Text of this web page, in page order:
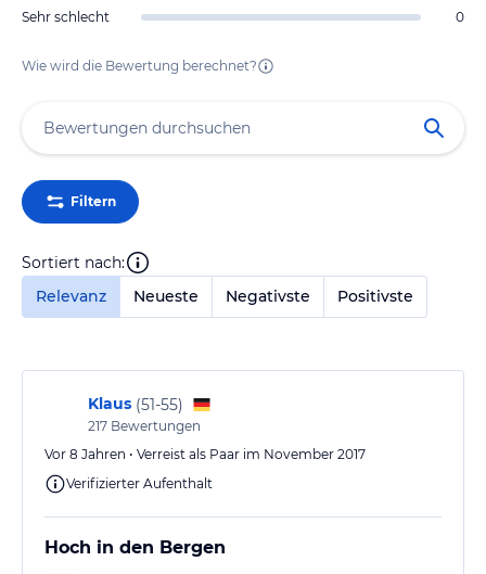
Sehr schlecht
0
Wie wird die Bewertung berechnet?
Filtern
Sortiert nach:
Relevanz
Neueste Negativste Positivste
Klaus (51-55)
217 Bewertungen
Vor 8 Jahren • Verreist als Paar im November 2017
Verifizierter Aufenthalt
Hoch in den Bergen